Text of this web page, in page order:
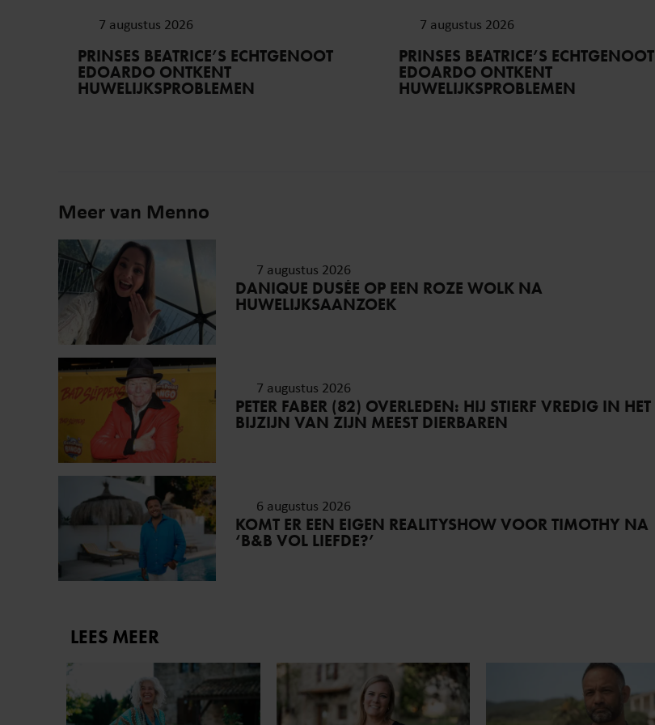
7 augustus 2026
PRINSES BEATRICE’S ECHTGENOOT
EDOARDO ONTKENT
HUWELIJKSPROBLEMEN
7 augustus 2026
PRINSES BEATRICE’S ECHTGENOOT
EDOARDO ONTKENT
HUWELIJKSPROBLEMEN
Meer van Menno
7 augustus 2026
DANIQUE DUSÉE OP EEN ROZE WOLK NA
HUWELIJKSAANZOEK
7 augustus 2026
PETER FABER (82) OVERLEDEN: HIJ STIERF VREDIG IN HET
BIJZIJN VAN ZIJN MEEST DIERBAREN
6 augustus 2026
KOMT ER EEN EIGEN REALITYSHOW VOOR TIMOTHY NA
‘B&B VOL LIEFDE?’